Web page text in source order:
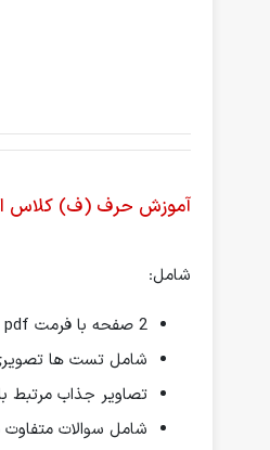
آموزش حرف (ف) کلاس
شامل:
2 صفحه با فرمت pdf
شامل تست ها
تصاویر جذاب مرتبط
شامل سوالات